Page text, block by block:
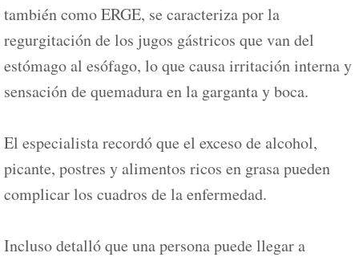
también como ERGE, se caracteriza por la
regurgitación de los jugos gástricos que van del
estómago al esófago, lo que causa irritación interna y
sensación de quemadura en la garganta y boca.
El especialista recordó que el exceso de alcohol,
picante, postres y alimentos ricos en grasa pueden
complicar los cuadros de la enfermedad.
Incluso detalló que una persona puede llegar a